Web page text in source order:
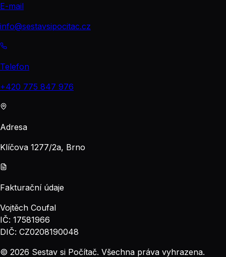
E-mail
info@sestavsipocitac.cz
Telefon
+420 775 847 976
Adresa
Klíčova 1277/2a, Brno
Fakturační údaje
Vojtěch Coufal
IČ: 17581966
DIČ: CZ0208190048
© 2026 Sestav si Počítač. Všechna práva vyhrazena.